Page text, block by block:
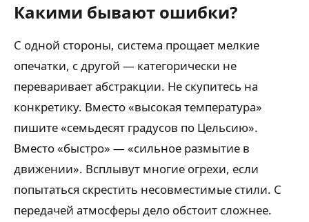
Какими бывают ошибки?
С одной стороны, система прощает мелкие
опечатки, с другой — категорически не
переваривает абстракции. Не скупитесь на
конкретику. Вместо «высокая температура»
пишите «семьдесят градусов по Цельсию».
Вместо «быстро» — «сильное размытие в
движении». Всплывут многие огрехи, если
попытаться скрестить несовместимые стили. С
передачей атмосферы дело обстоит сложнее.